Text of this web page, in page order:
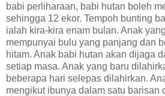
babi perliharaan, babi hutan boleh
sehingga 12 ekor. Tempoh bunting
ialah kira-kira enam bulan. Anak
mempunyai bulu yang panjang dan
hitam. Anak babi hutan akan dijaga
setiap masa. Anak yang baru
beberapa hari selepas dilahirkan.
mengikut ibunya dalam satu barisan